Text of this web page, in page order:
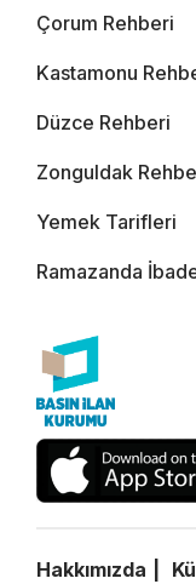
Çorum Rehberi
Kastamonu
Düzce Rehberi
Zonguldak
Yemek Tarifleri
Ramazanda
Hakkımızda